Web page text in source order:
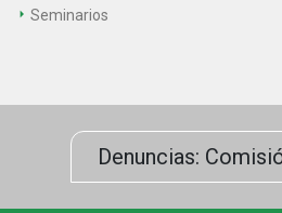
Seminarios
Denuncias: